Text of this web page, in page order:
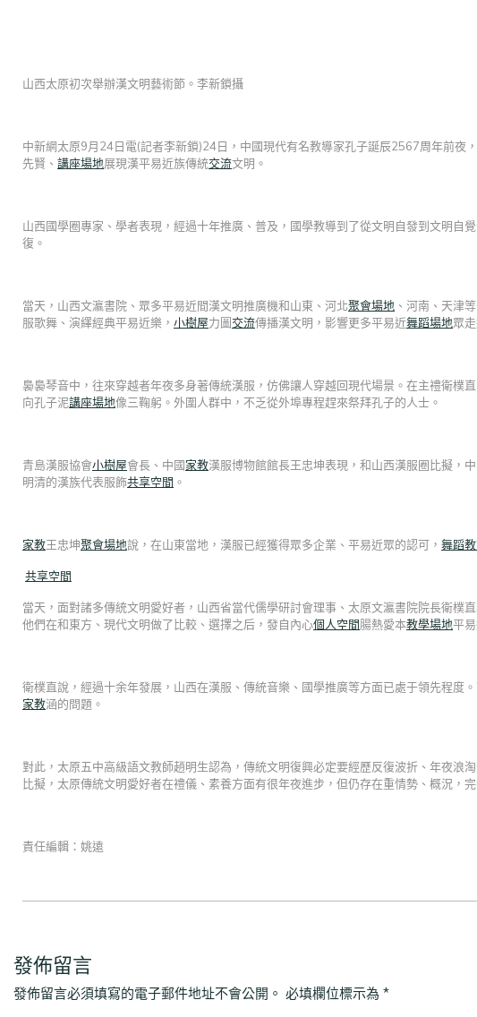
山西太原初次舉辦漢文明藝術節。李新鎖攝
中新網太原9月24日電(記者李新鎖)24日，中國現代有名教導家孔子誕辰2567周年前夜
先賢、 講座場地展現漢平易近族傳統交流文明。
山西國學圈專家、學者表現，經過十年推廣、普及，國學教導到了從文明自發到文明自
復。
當天，山西文瀛書院、眾多平易近間漢文明推廣機和山東、河北聚會場地 、河南、天津
服歌舞、演繹經典平易近樂， 小樹屋力圖交流傳播漢文明，影響更多平易近舞蹈場地眾
裊裊琴音中，往來穿越者年夜多身著傳統漢服，仿佛讓人穿越回現代場景。在主禮衛樸
向孔子泥講座場地像三鞠躬。外圍人群中，不乏從外埠專程趕來祭拜孔子的人士。
青島漢服協會小樹屋會長、中國家教漢服博物館館長王忠坤表現，和山西漢服圈比擬，
明清的漢族代表服飾共享空間 。
家教王忠坤聚會場地說，在山東當地，漢服已經獲得眾多企業、平易近眾的認可， 舞蹈
共享空間
當天，面對諸多傳統文明愛好者，山西省當代儒學研討會理事、太原文瀛書院院長衛樸
他們在和東方、現代文明做了比較、選擇之后，發自內心個人空間腸熱愛本教學場地平
衛樸直說，經過十余年發展，山西在漢服、傳統音樂、國學推廣等方面已處于領先程度
家教涵的問題。
對此，太原五中高級語文教師趙明生認為，傳統文明復興必定要經歷反復波折、年夜浪
比擬，太原傳統文明愛好者在禮儀、素養方面有很年夜進步，但仍存在重情勢、概況，
責任編輯：姚遠
發佈留言
發佈留言必須填寫的電子郵件地址不會公開。 必填欄位標示為 *